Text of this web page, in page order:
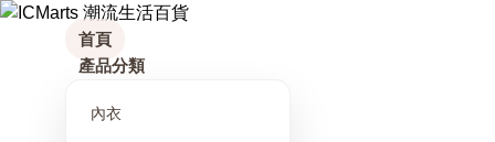
首頁
產品分類
內衣